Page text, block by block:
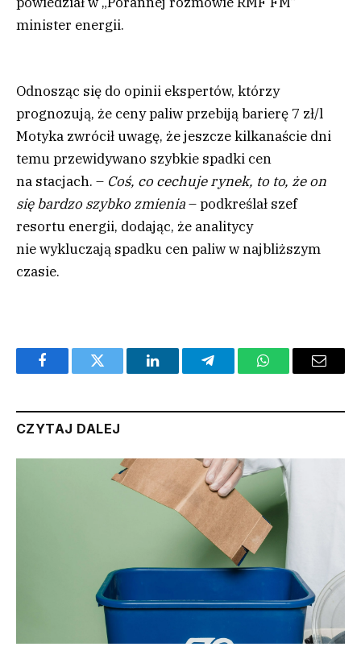
minister energii.
Odnosząc się do opinii ekspertów, którzy
prognozują, że ceny paliw przebiją barierę 7 zł/l
Motyka zwrócił uwagę, że jeszcze kilkanaście dni
temu przewidywano szybkie spadki cen
na stacjach. – Coś, co cechuje rynek, to to, że on
się bardzo szybko zmienia– podkreślał szef
resortu energii, dodając, że analitycy
nie wykluczają spadku cen paliw w najbliższym
czasie.
FacebookTwitter LinkedInTelegramWhatsAppEmail
CZYTAJ DALEJ